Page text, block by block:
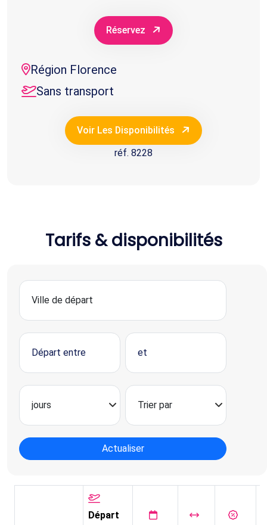
Réservez
Région Florence
Sans transport
Voir Les Disponibilités
réf. 8228
Tarifs & disponibilités
Actualiser
Départ